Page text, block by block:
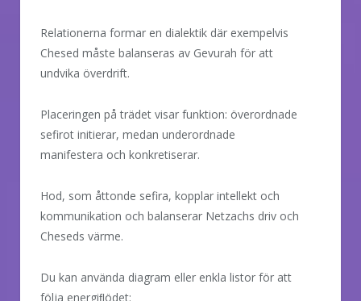
Relationerna formar en dialektik där exempelvis
Chesed måste balanseras av Gevurah för att
undvika överdrift.
Placeringen på trädet visar funktion: överordnade
sefirot initierar, medan underordnade
manifestera och konkretiserar.
Hod, som åttonde sefira, kopplar intellekt och
kommunikation och balanserar Netzachs driv och
Cheseds värme.
Du kan använda diagram eller enkla listor för att
följa energiﬂödet: